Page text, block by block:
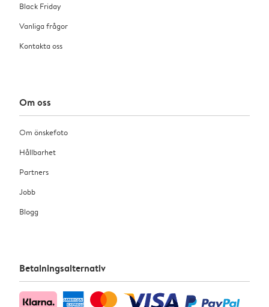
Black Friday
Vanliga frågor
Kontakta oss
Om oss
Om önskefoto
Hållbarhet
Partners
Jobb
Blogg
Betalningsalternativ